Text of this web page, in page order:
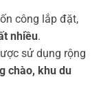
công lắp đặt,
nhiều.
sử dụng rộng
chào, khu du